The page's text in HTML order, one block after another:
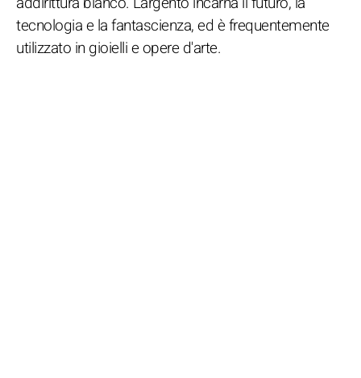
tecnologia e la fantascienza, ed è frequentemente
utilizzato in gioielli e opere d'arte.